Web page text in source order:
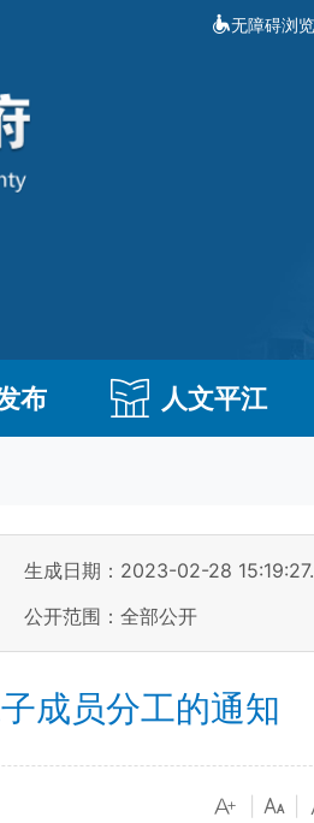
无障碍浏览
布 人文平江
生成日期：2023-02-28
公开范围：全部公开
成员分工的通知